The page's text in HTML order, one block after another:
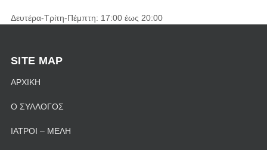
Δευτέρα-Τρίτη-Πέμπτη: 17:00 έως 20:00
SITE MAP
ΑΡΧΙΚΗ
Ο ΣΥΛΛΟΓΟΣ
ΙΑΤΡΟΙ – ΜΕΛΗ